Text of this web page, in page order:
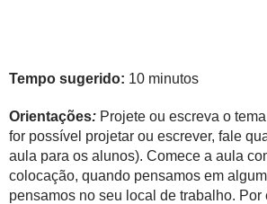
Tempo sugerido: 10 minutos
Orientações: Projete ou escreva o
for possível projetar ou escrever, fale
aula para os alunos). Comece a aula
colocação, quando pensamos em
pensamos no seu local de trabalho.